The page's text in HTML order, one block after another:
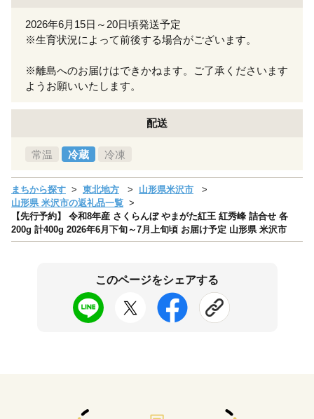
2026年6月15日～20日頃発送予定
※生育状況によって前後する場合がございます。
※離島へのお届けはできかねます。ご了承くださいます
ようお願いいたします。
配送
常温 冷蔵 冷凍
まちから探す 東北地方
山形県米沢市
山形県 米沢市の返礼品一覧
【先行予約】 令和8年産 さくらんぼ やまがた紅王 紅秀峰 詰合せ 各
200g 計400g 2026年6月下旬～7月上旬頃 お届け予定 山形県 米沢市
このページをシェアする